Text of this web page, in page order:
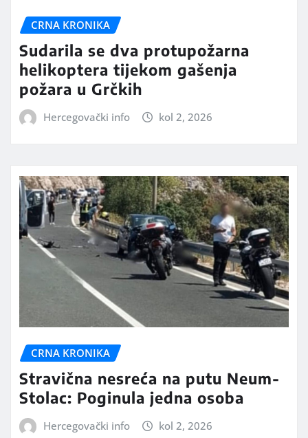
CRNA KRONIKA
Sudarila se dva protupožarna
helikoptera tijekom gašenja
požara u Grčkih
Hercegovački info kol 2, 2026
CRNA KRONIKA
Stravična nesreća na putu Neum-
Stolac: Poginula jedna osoba
Hercegovački info kol 2, 2026